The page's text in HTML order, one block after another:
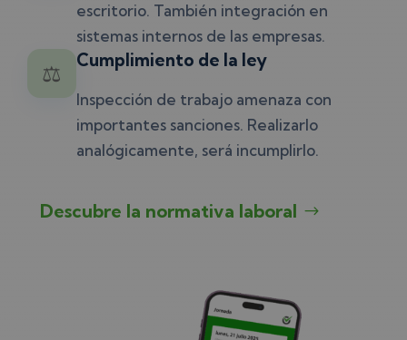
escritorio. También integración en
sistemas internos de las empresas.
⚖️ Cumplimiento de la ley
Inspección de trabajo amenaza con
importantes sanciones. Realizarlo
analógicamente, será incumplirlo.
Descubre la normativa laboral